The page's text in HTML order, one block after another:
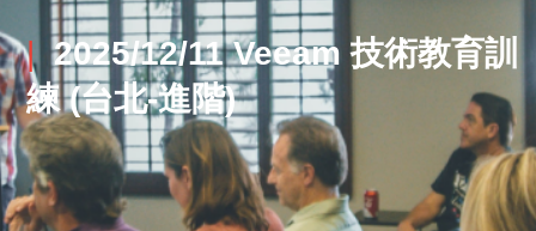
2025/12/11 Veeam 技術教育訓
練 (台北-進階)